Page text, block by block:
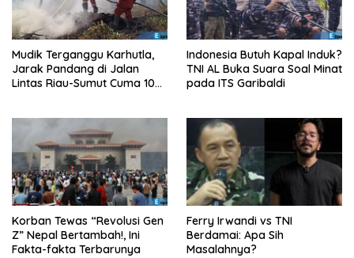
Mudik Terganggu Karhutla,
Jarak Pandang di Jalan
Lintas Riau-Sumut Cuma 10
Indonesia Butuh Kapal Induk?
TNI AL Buka Suara Soal Minat
pada ITS Garibaldi
Korban Tewas “Revolusi Gen
Z” Nepal Bertambah!, Ini
Fakta-fakta Terbarunya
Ferry Irwandi vs TNI
Berdamai: Apa Sih
Masalahnya?